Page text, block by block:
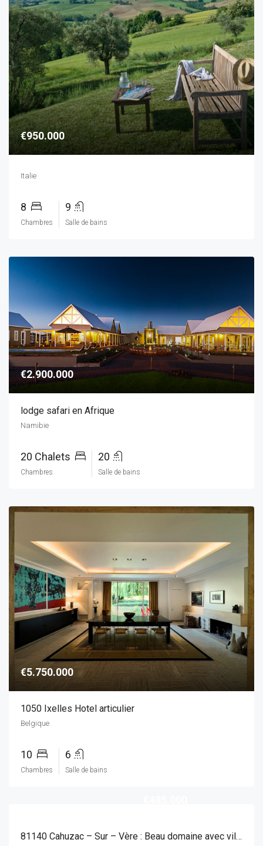
€950.000
Italie
8
Chambres
9
Salle de bains
€2.900.000
lodge safari en Afrique
Namibie
20 Chalets
Chambres
20
Salle de bains
€5.750.000
1050 Ixelles Hotel articulier
Belgique
10
Chambres
6
Salle de bains
81140 Cahuzac – Sur – Vère : Beau domaine avec villa, gîte et piscine sur 3100 m².